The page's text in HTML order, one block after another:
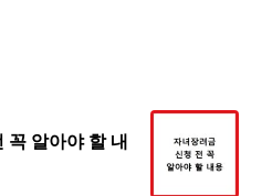
꼭 알아야 할 내